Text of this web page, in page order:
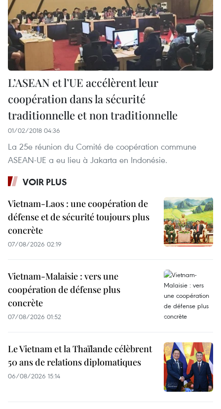
L’ASEAN et l’UE accélèrent leur
coopération dans la sécurité
traditionnelle et non traditionnelle
01/02/2018 04:36
La 25e réunion du Comité de coopération commune
ASEAN-UE a eu lieu à Jakarta en Indonésie.
VOIR PLUS
Vietnam-Laos : une coopération de
défense et de sécurité toujours plus
concrète
07/08/2026 02:19
Vietnam-Malaisie : vers une
coopération de défense plus
concrète
07/08/2026 01:52
Le Vietnam et la Thaïlande célèbrent
50 ans de relations diplomatiques
06/08/2026 15:14